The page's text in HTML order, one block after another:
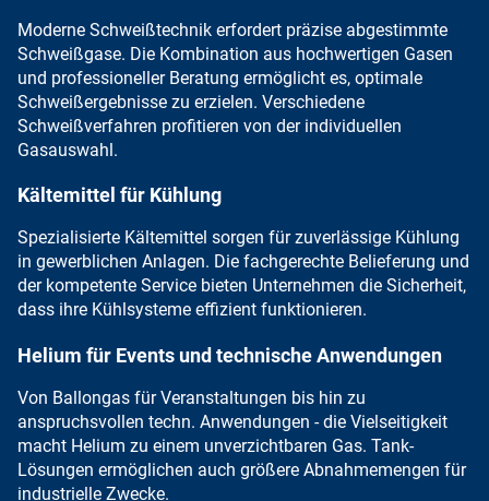
Moderne Schweißtechnik erfordert präzise abgestimmte
Schweißgase. Die Kombination aus hochwertigen Gasen
und professioneller Beratung ermöglicht es, optimale
Schweißergebnisse zu erzielen. Verschiedene
Schweißverfahren profitieren von der individuellen
Gasauswahl.
Kältemittel für Kühlung
Spezialisierte Kältemittel sorgen für zuverlässige Kühlung
in gewerblichen Anlagen. Die fachgerechte Belieferung und
der kompetente Service bieten Unternehmen die Sicherheit,
dass ihre Kühlsysteme effizient funktionieren.
Helium für Events und technische Anwendungen
Von Ballongas für Veranstaltungen bis hin zu
anspruchsvollen techn. Anwendungen - die Vielseitigkeit
macht Helium zu einem unverzichtbaren Gas. Tank-
Lösungen ermöglichen auch größere Abnahmemengen für
industrielle Zwecke.